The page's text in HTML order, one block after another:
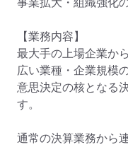
【業務内容】
最大手の上場企業か
広い業種・企業規模
意思決定の核となる
す。
通常の決算業務から